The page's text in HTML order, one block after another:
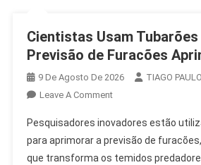
Cientistas Usam
Previsão de Furacões
9 De Agosto De 2026
TIAGO PAULO
Leave A CommentOn
Usam
Tubarões
Para
Pesquisadores inovadores estão
para aprimorar a previsão de
que transforma os temidos